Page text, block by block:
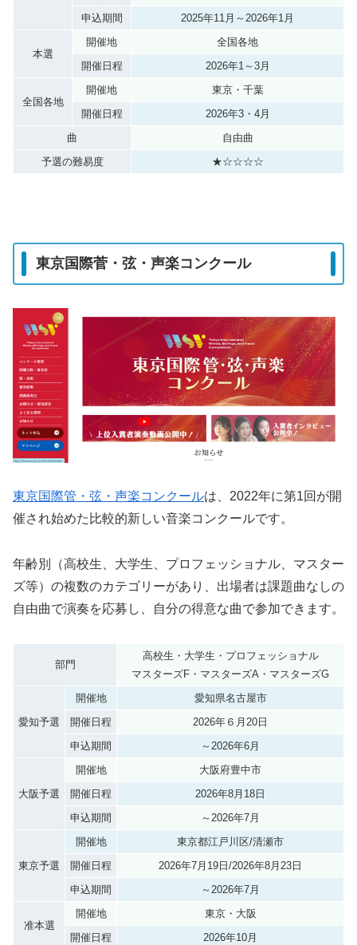
申込期間
2025年11月～2026年1月
本選
開催地
全国各地
開催日程
2026年1～3月
全国各地
開催地
東京・千葉
開催日程
2026年3・4月
曲
自由曲
予選の難易度
★☆☆☆☆
東京国際菅・弦・声楽コンクール
東京国際管・弦・声楽コンクールは、2022年に第1回が開
催され始めた比較的新しい音楽コンクールです。
年齢別（高校生、大学生、プロフェッショナル、マスター
ズ等）の複数のカテゴリーがあり、出場者は課題曲なしの
自由曲で演奏を応募し、自分の得意な曲で参加できます。
部門
高校生・大学生・プロフェッショナル
マスターズF・マスターズA・マスターズG
愛知予選
開催地
愛知県名古屋市
開催日程
2026年６月20日
申込期間
～2026年6月
大阪予選
開催地
大阪府豊中市
開催日程
2026年8月18日
申込期間
～2026年7月
東京予選
開催地
東京都江戸川区/清瀬市
開催日程
2026年7月19日/2026年8月23日
申込期間
～2026年7月
准本選
開催地
東京・大阪
開催日程
2026年10月